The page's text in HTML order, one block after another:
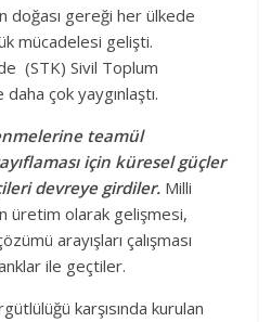
doğası gereği her ülkede
mücadelesi gelişti.
(STK) Sivil Toplum
çok yaygınlaştı.
teamül
için küresel güçler
devreye girdiler. Milli
üretim olarak gelişmesi,
arayışları çalışması
ile geçtiler.
karşısında kurulan